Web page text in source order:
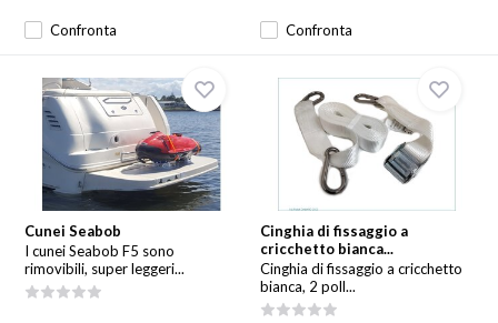
Confronta Confronta
Cunei Seabob
I cunei Seabob F5 sono
rimovibili, super leggeri...
Cinghia di fissaggio a
cricchetto bianca...
Cinghia di fissaggio a cricchetto
bianca, 2 poll...